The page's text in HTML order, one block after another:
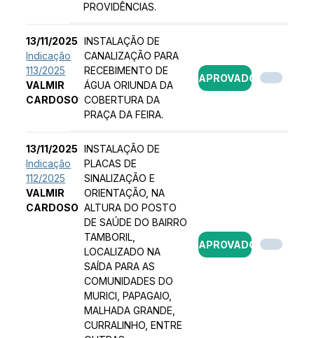
PROVIDÊNCIAS.
13/11/2025
Indicação
113/2025
VALMIR
CARDOSO
INSTALAÇÃO DE
CANALIZAÇÃO PARA
RECEBIMENTO DE
ÁGUA ORIUNDA DA
COBERTURA DA
PRAÇA DA FEIRA.
APROVADO
13/11/2025
Indicação
112/2025
VALMIR
CARDOSO
INSTALAÇÃO DE
PLACAS DE
SINALIZAÇÃO E
ORIENTAÇÃO, NA
ALTURA DO POSTO
DE SAÚDE DO BAIRRO
TAMBORIL,
LOCALIZADO NA
SAÍDA PARA AS
COMUNIDADES DO
MURICI, PAPAGAIO,
MALHADA GRANDE,
CURRALINHO, ENTRE
APROVADO